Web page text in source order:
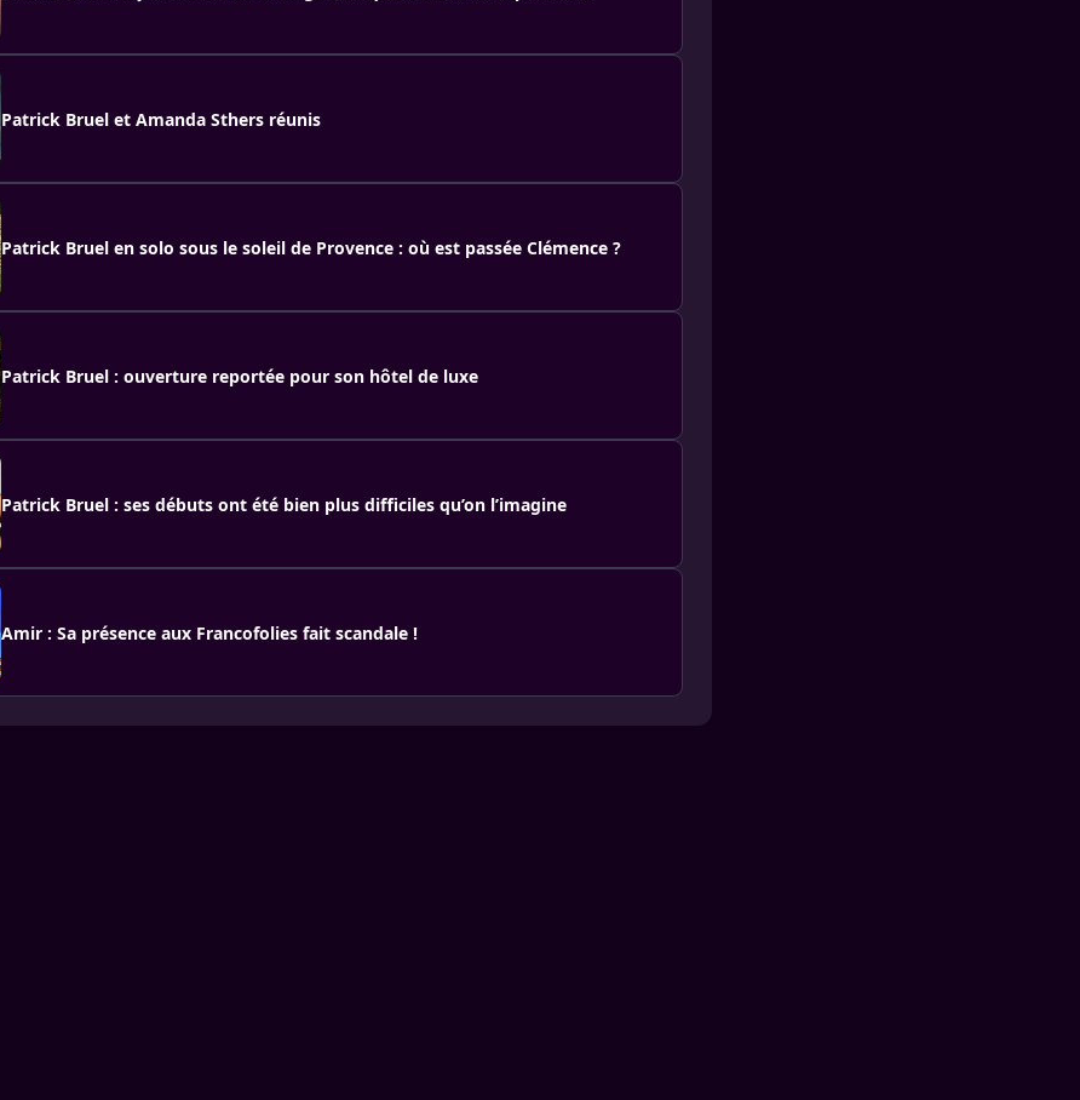
Patrick Bruel et Amanda Sthers réunis
Patrick Bruel en solo sous le soleil de Provence : où est passée Clémence ?
Patrick Bruel : ouverture reportée pour son hôtel de luxe
Patrick Bruel : ses débuts ont été bien plus difficiles qu’on l’imagine
Amir : Sa présence aux Francofolies fait scandale !